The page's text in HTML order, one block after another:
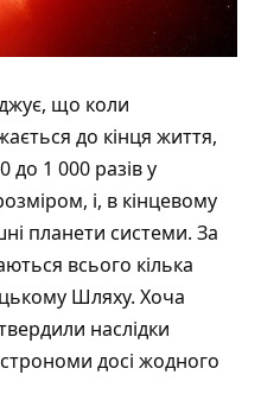
що коли
до кінця життя,
до 1 000 разів у
і, в кінцевому
планети системи. За
всього кілька
Шляху. Хоча
наслідки
досі жодного